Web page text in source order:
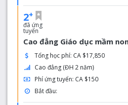
2+
đã ứng
tuyển
Cao đẳng Giáo dục mầm
Tổng học phí: CA $17,850
Cao đẳng (ĐH 2 năm)
Phí ứng tuyển: CA $150
Bắt đầu: